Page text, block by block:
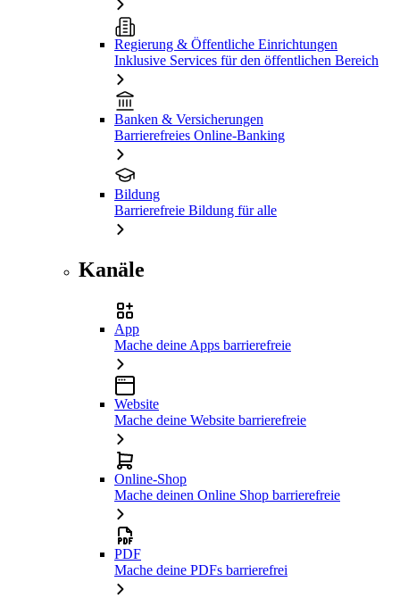
Regierung & Öffentliche Einrichtungen
Inklusive Services für den öffentlichen Bereich
Banken & Versicherungen
Barrierefreies Online-Banking
Bildung
Barrierefreie Bildung für alle
Kanäle
App
Mache deine Apps barrierefreie
Website
Mache deine Website barrierefreie
Online-Shop
Mache deinen Online Shop barrierefreie
PDF
Mache deine PDFs barrierefrei